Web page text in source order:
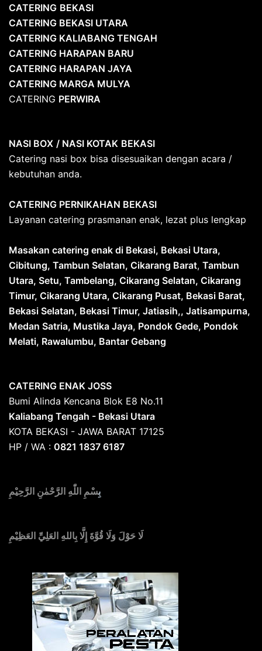
CATERING BEKASI
CATERING BEKASI UTARA
CATERING KALIABANG TENGAH
CATERING HARAPAN BARU
CATERING HARAPAN JAYA
CATERING MARGA MULYA
CATERING PERWIRA
NASI BOX / NASI KOTAK BEKASI
Catering nasi box bisa disesuaikan dengan acara /
kebutuhan anda.
CATERING PERNIKAHAN BEKASI
Layanan catering prasmanan enak, lezat plus lengkap
Masakan catering enak di Bekasi, Bekasi Utara,
Cibitung, Tambun Selatan, Cikarang Barat, Tambun
Utara, Setu, Tambelang, Cikarang Selatan, Cikarang
Timur, Cikarang Utara, Cikarang Pusat, Bekasi Barat,
Bekasi Selatan, Bekasi Timur, Jatiasih,, Jatisampurna,
Medan Satria, Mustika Jaya, Pondok Gede, Pondok
Melati, Rawalumbu, Bantar Gebang
CATERING ENAK JOSS
Bumi Alinda Kencana Blok E8 No.11
Kaliabang Tengah - Bekasi Utara
KOTA BEKASI - JAWA BARAT 17125
HP / WA : 0821 1837 6187
بِسْمِ اللّٰهِ الرَّحْمٰنِ الرَّحِيْمِ
لَا حَوْلَ وَلَا قُوَّةَ إِلَّا بِاللهِ العَلِيِّ العَظِيْمِ